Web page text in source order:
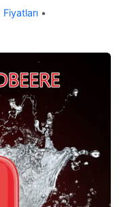
Fiyatları •